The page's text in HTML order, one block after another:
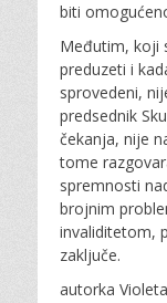
biti
Međutim, koji
preduzeti i
sprovedeni,
predsednik
čekanja, nije
tome
spremnosti
brojnim
invaliditetom,
zaključe.
autorka